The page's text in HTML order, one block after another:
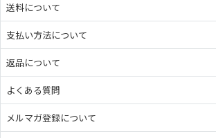
送料について
支払い方法について
返品について
よくある質問
メルマガ登録について